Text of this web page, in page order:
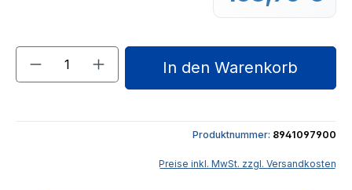
Produkt Anzahl: Gib den gewünschten
In den Warenkorb
Produktnummer: 8941097900
Preise inkl. MwSt. zzgl. Versandkosten